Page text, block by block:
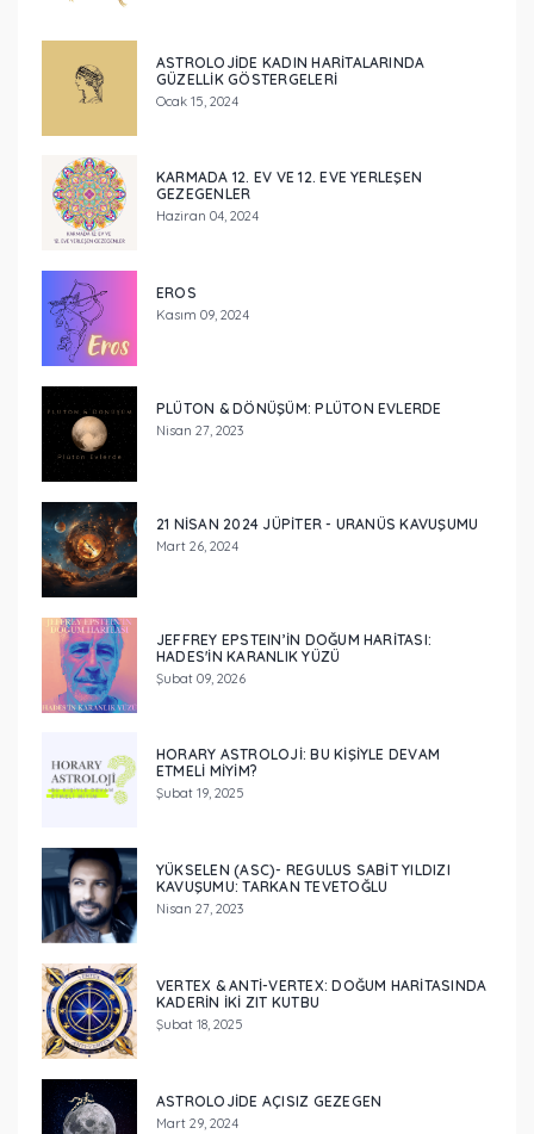
ASTROLOJIDE KADIN HARITALARINDA
GÜZELLIK GÖSTERGELERI
Ocak 15, 2024
KARMADA 12. EV VE 12. EVE YERLEŞEN
GEZEGENLER
Haziran 04, 2024
EROS
Kasım 09, 2024
PLÜTON & DÖNÜŞÜM: PLÜTON EVLERDE
Nisan 27, 2023
21 NISAN 2024 JÜPITER - URANÜS KAVUŞUMU
Mart 26, 2024
JEFFREY EPSTEIN’IN DOĞUM HARITASI:
HADES'IN KARANLIK YÜZÜ
Şubat 09, 2026
HORARY ASTROLOJI: BU KIŞIYLE DEVAM
ETMELI MIYIM?
Şubat 19, 2025
YÜKSELEN (ASC)- REGULUS SABİT YILDIZI
KAVUŞUMU: TARKAN TEVETOĞLU
Nisan 27, 2023
VERTEX & ANTI-VERTEX: DOĞUM HARITASINDA
KADERIN İKI ZIT KUTBU
Şubat 18, 2025
ASTROLOJIDE AÇISIZ GEZEGEN
Mart 29, 2024